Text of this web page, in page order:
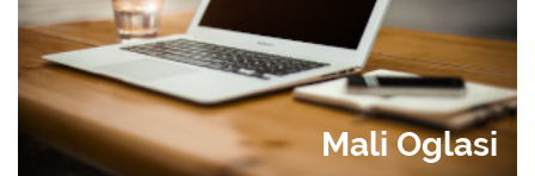
Mali Oglasi